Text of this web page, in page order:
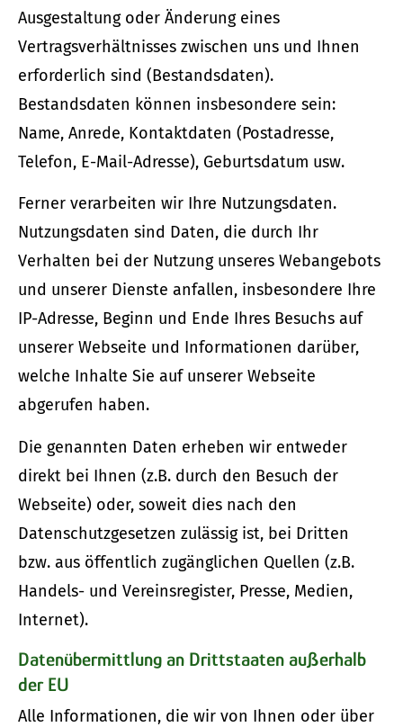
Ausgestaltung oder Änderung eines
Vertragsverhältnisses zwischen uns und Ihnen
erforderlich sind (Bestandsdaten).
Bestandsdaten können insbesondere sein:
Name, Anrede, Kontaktdaten (Postadresse,
Telefon, E-Mail-Adresse), Geburts­datum usw.
Ferner verarbeiten wir Ihre Nutzungsdaten.
Nutzungsdaten sind Daten, die durch Ihr
Verhalten bei der Nutzung unseres Webangebots
und unserer Dienste anfallen, insbesondere Ihre
IP-Adresse, Beginn und Ende Ihres Besuchs auf
unserer Webseite und Informationen darüber,
welche Inhalte Sie auf unserer Webseite
abgerufen haben.
Die genannten Daten erheben wir entweder
direkt bei Ihnen (z.B. durch den Besuch der
Webseite) oder, soweit dies nach den
Datenschutzgesetzen zulässig ist, bei Dritten
bzw. aus öffentlich zugänglichen Quellen (z.B.
Handels- und Vereinsregister, Presse, Medien,
Internet).
Datenübermittlung an Drittstaaten außerhalb
der EU
Alle Informationen, die wir von Ihnen oder über